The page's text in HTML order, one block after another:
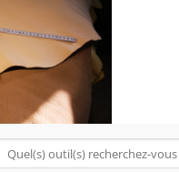
Recherche
pour :